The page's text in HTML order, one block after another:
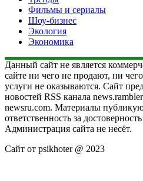
Фильмы и сериалы
Шоу-бизнес
Экология
Экономика
Данный сайт не является
сайте ни чего не продают, ни
услуги не оказываются. Сайт
новостей RSS канала
newsru.com. Материалы
ответственность за
Администрация сайта не несёт.
Сайт от psikhoter @ 2023